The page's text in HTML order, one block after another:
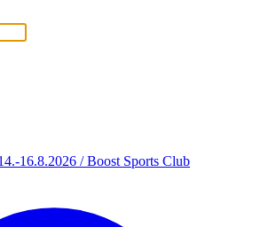
16.8.2026 / Boost Sports Club